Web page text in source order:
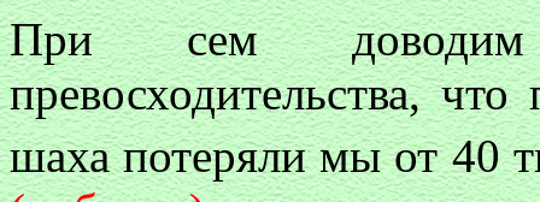
При сем
превосходительства,
шаха потеряли мы от 40